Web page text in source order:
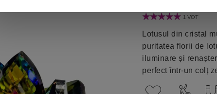
1 VOT
Lotusul din cristal
puritatea florii de
iluminare și
perfect într-un colț